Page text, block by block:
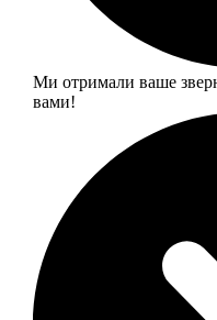
Ми отримали ваше
вами!